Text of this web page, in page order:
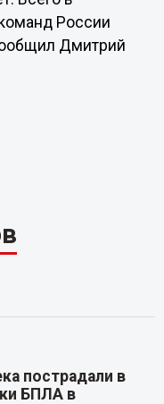
России
Дмитрий
пострадали в
БПЛА в